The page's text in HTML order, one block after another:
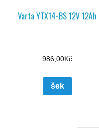
Varta YTX14-BS 12V 12Ah
986,00Kč
šek